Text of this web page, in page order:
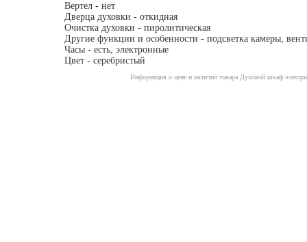
Вертел - нет
Дверца духовки - откидная
Очистка духовки - пиролитическая
Другие функции и особенности - подсветка камеры,
Часы - есть, электронные
Цвет - серебристый
Информация о цене и наличии товара Духовой шкаф